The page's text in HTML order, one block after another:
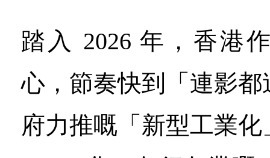
踏入 2026 年，香港
心，節奏快到「連影
府力推嘅「新型工業